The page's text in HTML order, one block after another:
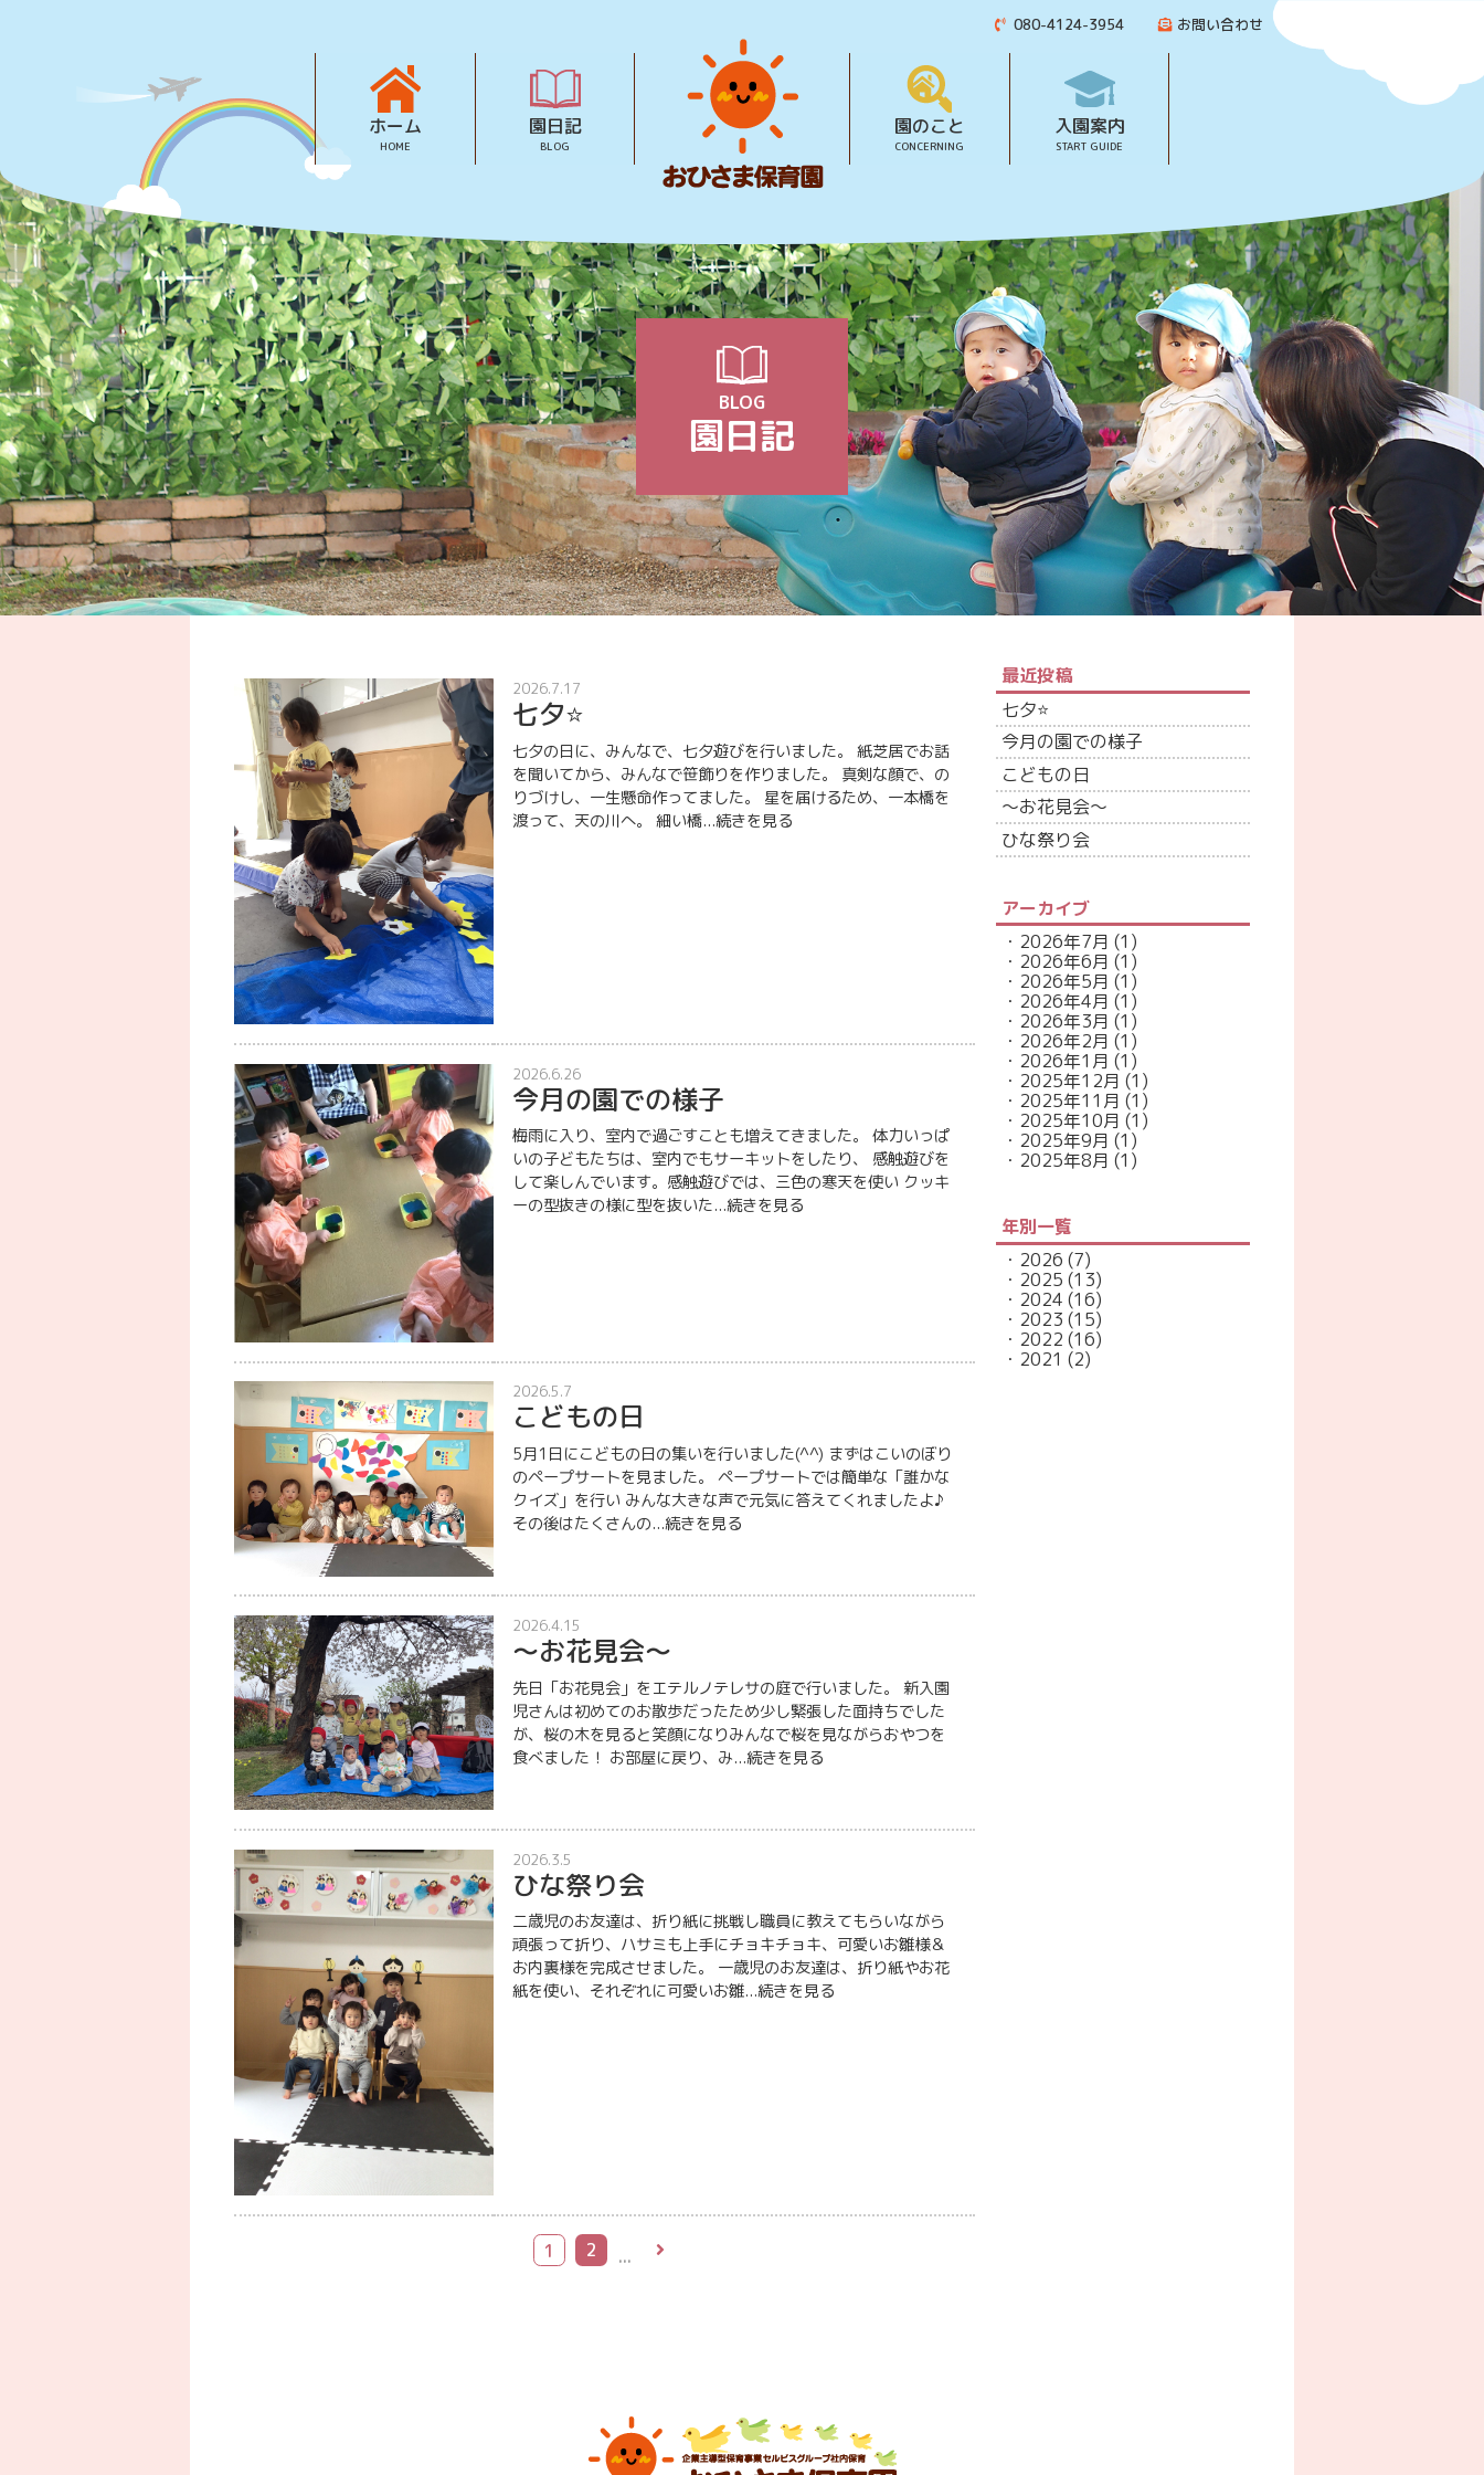
ホーム
HOME
園日記
BLOG
園のこと
CONCERNING
入園案内
START GUIDE
080-4124-3954 お問い合わせ
BLOG
園日記
2026.7.17
七夕⭐
七夕の日に、みんなで、七夕遊びを行いました。 紙芝居でお話
を聞いてから、みんなで笹飾りを作りました。 真剣な顔で、の
りづけし、一生懸命作ってました。 星を届けるため、一本橋を
渡って、天の川へ。 細い橋...続きを見る
2026.6.26
今月の園での様子
梅雨に入り、室内で過ごすことも増えてきました。 体力いっぱ
いの子どもたちは、室内でもサーキットをしたり、 感触遊びを
して楽しんでいます。感触遊びでは、三色の寒天を使い クッキ
ーの型抜きの様に型を抜いた...続きを見る
2026.5.7
こどもの日
5月1日にこどもの日の集いを行いました(^^) まずはこいのぼり
のペープサートを見ました。 ペープサートでは簡単な「誰かな
クイズ」を行い みんな大きな声で元気に答えてくれましたよ♪
その後はたくさんの...続きを見る
2026.4.15
～お花見会～
先日「お花見会」をエテルノテレサの庭で行いました。 新入園
児さんは初めてのお散歩だったため少し緊張した面持ちでした
が、桜の木を見ると笑顔になりみんなで桜を見ながらおやつを
食べました！ お部屋に戻り、み...続きを見る
2026.3.5
ひな祭り会
二歳児のお友達は、折り紙に挑戦し職員に教えてもらいながら
頑張って折り、ハサミも上手にチョキチョキ、可愛いお雛様＆
お内裏様を完成させました。 一歳児のお友達は、折り紙やお花
紙を使い、それぞれに可愛いお雛...続きを見る
1 2
最近投稿
七夕⭐
今月の園での様子
こどもの日
～お花見会～
ひな祭り会
アーカイブ
2026年7月 (1)
2026年6月 (1)
2026年5月 (1)
2026年4月 (1)
2026年3月 (1)
2026年2月 (1)
2026年1月 (1)
2025年12月 (1)
2025年11月 (1)
2025年10月 (1)
2025年9月 (1)
2025年8月 (1)
年別一覧
2026 (7)
2025 (13)
2024 (16)
2023 (15)
2022 (16)
2021 (2)